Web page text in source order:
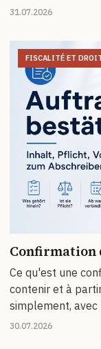
31.07.2026
FISCALITÉ ET
Confirmation
Ce qu'est une
contenir et à
simplement,
30.07.2026